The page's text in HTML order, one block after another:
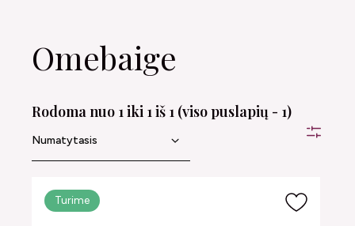
Omebaige
Rodoma nuo 1 iki 1 iš 1 (viso puslapių - 1)
Turime